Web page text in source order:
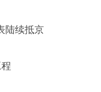
陆续抵京